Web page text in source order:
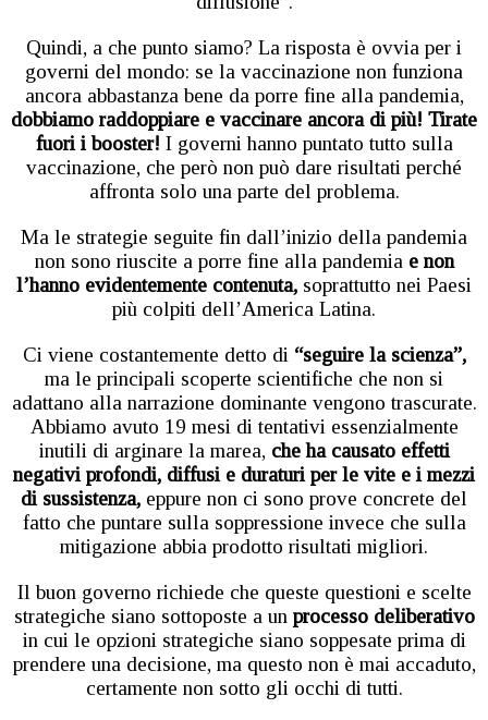
Quindi, a che punto siamo? La risposta è ovvia per i
governi del mondo: se la vaccinazione non funziona
ancora abbastanza bene da porre fine alla pandemia,
dobbiamo raddoppiare e vaccinare ancora di più! Tirate
fuori i booster! I governi hanno puntato tutto sulla
vaccinazione, che però non può dare risultati perché
affronta solo una parte del problema.
Ma le strategie seguite fin dall’inizio della pandemia
non sono riuscite a porre fine alla pandemia e non
l’hanno evidentemente contenuta, soprattutto nei Paesi
più colpiti dell’America Latina.
Ci viene costantemente detto di “seguire la scienza”,
ma le principali scoperte scientifiche che non si
adattano alla narrazione dominante vengono trascurate.
Abbiamo avuto 19 mesi di tentativi essenzialmente
inutili di arginare la marea, che ha causato effetti
negativi profondi, diffusi e duraturi per le vite e i mezzi
di sussistenza, eppure non ci sono prove concrete del
fatto che puntare sulla soppressione invece che sulla
mitigazione abbia prodotto risultati migliori.
Il buon governo richiede che queste questioni e scelte
strategiche siano sottoposte a un processo deliberativo
in cui le opzioni strategiche siano soppesate prima di
prendere una decisione, ma questo non è mai accaduto,
certamente non sotto gli occhi di tutti.